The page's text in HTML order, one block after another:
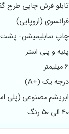
تابلو فرش چاپی طرح
فرانسوی (اروپایی)
چاپ سابلیمیشن- پشت
پنبه و پلی استر
6 میلیمتر
درجه یک (+A)
ابریشم مصنوعی (پلی
40 الی 50 رنگ